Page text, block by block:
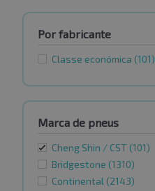
Por fabricante
Classe económica (101)
Marca de pneus
Cheng Shin / CST (101)
Bridgestone (1310)
Continental (2143)